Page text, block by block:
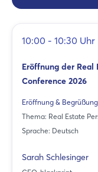
10:00 - 10:30 Uhr
Eröffnung der Real
Conference 2026
Eröffnung & Begrüßung
Thema: Real Estate
Sprache: Deutsch
Sarah Schlesinger